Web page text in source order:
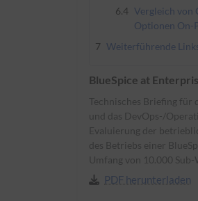
6.4 Vergleich von
Optionen On-
7 Weiterführende
BlueSpice at
Technisches Briefing für
und das DevOps-/
Evaluierung der
des Betriebs einer
Umfang von 10.000 Sub-
PDF herunterladen